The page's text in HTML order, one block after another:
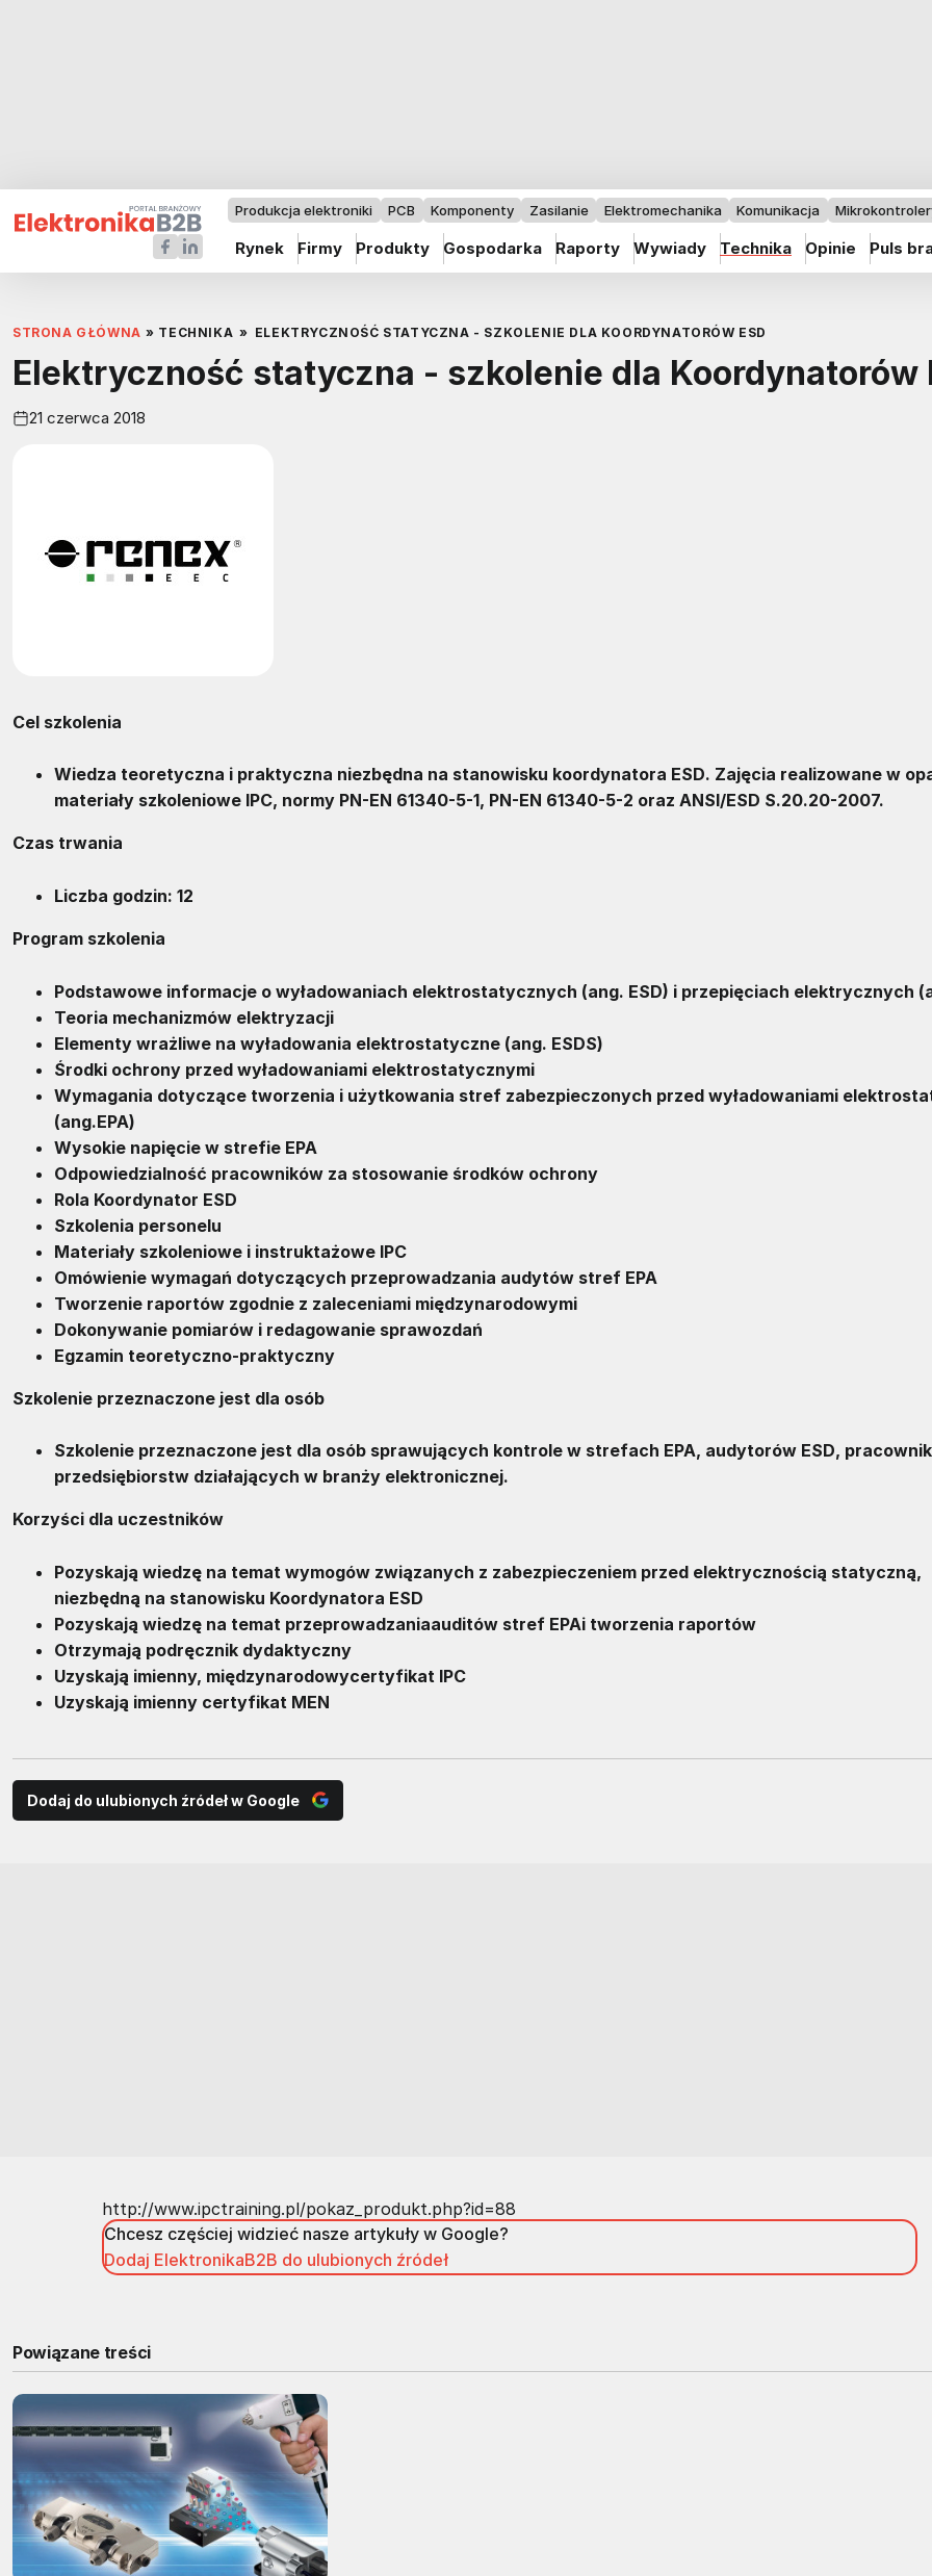
Produkcja elektroniki PCB Komponenty Zasilanie Elektromechanika Komunikacja
Rynek Firmy Produkty Gospodarka Raporty Wywiady Technika Opinie Puls
STRONA GŁÓWNA » TECHNIKA » ELEKTRYCZNOŚĆ STATYCZNA - SZKOLENIE DLA KOORDYNATORÓW ESD
Elektryczność statyczna - szkolenie dla Koordynatorów
21 czerwca 2018
Cel szkolenia
Wiedza teoretyczna i praktyczna niezbędna na stanowisku koordynatora ESD. Zajęcia realizowane w
materiały szkoleniowe IPC, normy PN-EN 61340-5-1, PN-EN 61340-5-2 oraz ANSI/ESD S.20.20-2007.
Czas trwania
Liczba godzin: 12
Program szkolenia
Podstawowe informacje o wyładowaniach elektrostatycznych (ang. ESD) i przepięciach elektrycznych
Teoria mechanizmów elektryzacji
Elementy wrażliwe na wyładowania elektrostatyczne (ang. ESDS)
Środki ochrony przed wyładowaniami elektrostatycznymi
Wymagania dotyczące tworzenia i użytkowania stref zabezpieczonych przed wyładowaniami
(ang.EPA)
Wysokie napięcie w strefie EPA
Odpowiedzialność pracowników za stosowanie środków ochrony
Rola Koordynator ESD
Szkolenia personelu
Materiały szkoleniowe i instruktażowe IPC
Omówienie wymagań dotyczących przeprowadzania audytów stref EPA
Tworzenie raportów zgodnie z zaleceniami międzynarodowymi
Dokonywanie pomiarów i redagowanie sprawozdań
Egzamin teoretyczno-praktyczny
Szkolenie przeznaczone jest dla osób
Szkolenie przeznaczone jest dla osób sprawujących kontrole w strefach EPA, audytorów ESD,
przedsiębiorstw działających w branży elektronicznej.
Korzyści dla uczestników
Pozyskają wiedzę na temat wymogów związanych z zabezpieczeniem przed elektrycznością statyczną,
niezbędną na stanowisku Koordynatora ESD
Pozyskają wiedzę na temat przeprowadzaniaauditów stref EPAi tworzenia raportów
Otrzymają podręcznik dydaktyczny
Uzyskają imienny, międzynarodowycertyfikat IPC
Uzyskają imienny certyfikat MEN
Dodaj do ulubionych źródeł w Google
http://www.ipctraining.pl/pokaz_produkt.php?id=88
Chcesz częściej widzieć nasze artykuły w Google?
Dodaj ElektronikaB2B do ulubionych źródeł
Powiązane treści